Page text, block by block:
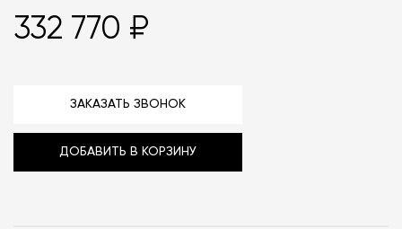
332 770 ₽
ЗАКАЗАТЬ ЗВОНОК
ДОБАВИТЬ В КОРЗИНУ